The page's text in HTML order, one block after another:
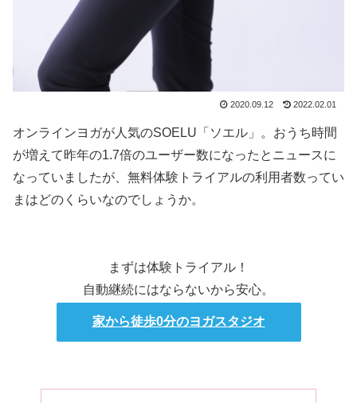
2020.09.12 2022.02.01
オンラインヨガが人気のSOELU「ソエル」。おうち時間
が増えて昨年の1.7倍のユーザー数になったとニュースに
なっていましたが、無料体験トライアルの利用者数ってい
まはどのくらいなのでしょうか。
まずは体験トライアル！
自動継続にはならないから安心。
家から徒歩0分のヨガスタジオ